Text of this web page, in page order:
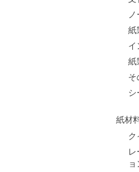
紙
イ
紙
そ
シ
紙材
ク